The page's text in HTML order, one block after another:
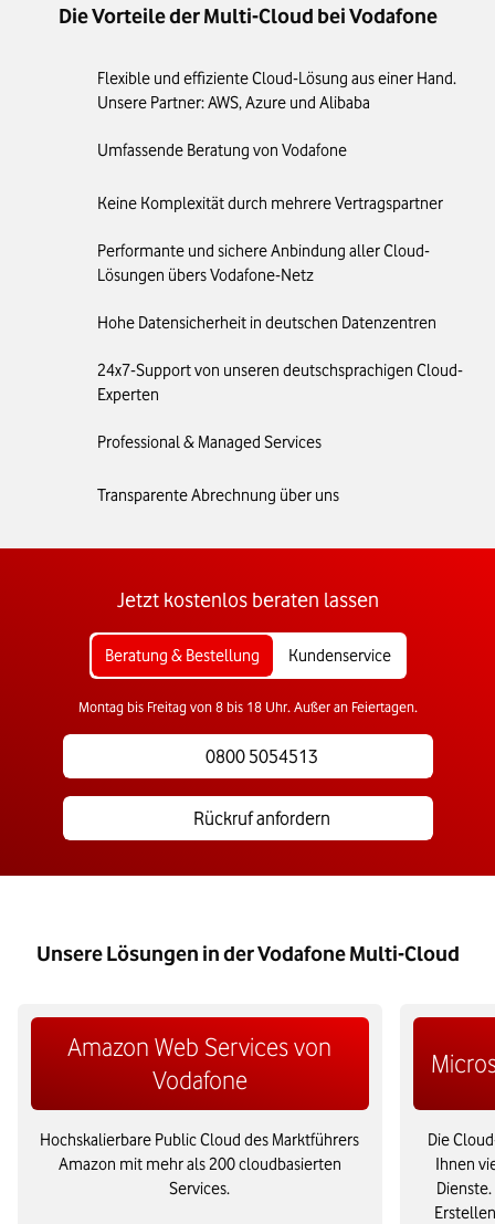
Die Vorteile der Multi-Cloud bei Vodafone
Flexible und effiziente Cloud-Lösung aus einer Hand.
Unsere Partner: AWS, Azure und Alibaba
Umfassende Beratung von Vodafone
Keine Komplexität durch mehrere Vertragspartner
Performante und sichere Anbindung aller Cloud-
Lösungen übers Vodafone-Netz
Hohe Datensicherheit in deutschen Datenzentren
24x7-Support von unseren deutschsprachigen Cloud-
Experten
Professional & Managed Services
Transparente Abrechnung über uns
Jetzt kostenlos beraten lassen
Beratung & Bestellung Kundenservice
Montag bis Freitag von 8 bis 18 Uhr. Außer an Feiertagen.
0800 5054513
Rückruf anfordern
Unsere Lösungen in der Vodafone Multi-Cloud
Amazon Web Services von
Vodafone
Hochskalierbare Public Cloud des Marktführers
Amazon mit mehr als 200 cloudbasierten
Services.
Die
Ihnen